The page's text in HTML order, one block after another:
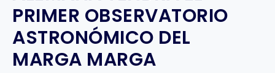
PRIMER OBSERVATORIO
ASTRONÓMICO DEL
MARGA MARGA